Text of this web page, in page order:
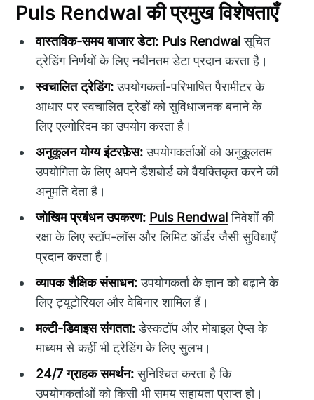
Puls Rendwal की प्रमुख विशेषताएँ
वास्तविक-समय बाजार डेटा: Puls Rendwalसूचित
ट्रेडिंग निर्णयों के लिए नवीनतम डेटा प्रदान करता है।
स्वचालित ट्रेडिंग:उपयोगकर्ता-परिभाषित पैरामीटर के
आधार पर स्वचालित ट्रेडों को सुविधाजनक बनाने के
लिए एल्गोरिदम का उपयोग करता है।
अनुकूलन योग्य इंटरफ़ेस:उपयोगकर्ताओं को अनुकूलतम
उपयोगिता के लिए अपने डैशबोर्ड को वैयक्तिकृत करने की
अनुमति देता है।
जोखिम प्रबंधन उपकरण: Puls Rendwalनिवेशों की
रक्षा के लिए स्टॉप-लॉस और लिमिट ऑर्डर जैसी सुविधाएँ
प्रदान करता है।
व्यापक शैक्षिक संसाधन:उपयोगकर्ता के ज्ञान को बढ़ाने के
लिए ट्यूटोरियल और वेबिनार शामिल हैं।
मल्टी-डिवाइस संगतता:डेस्कटॉप और मोबाइल ऐप्स के
माध्यम से कहीं भी ट्रेडिंग के लिए सुलभ।
24/7 ग्राहक समर्थन:सुनिश्चित करता है कि
उपयोगकर्ताओं को किसी भी समय सहायता प्राप्त हो।